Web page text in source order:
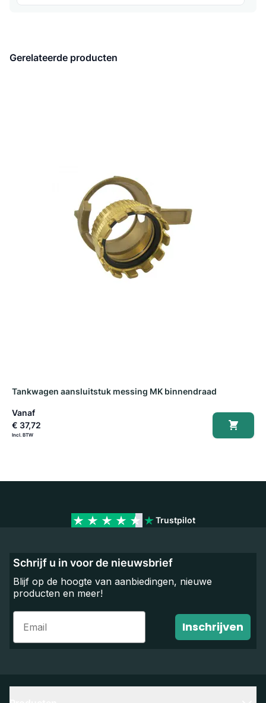
Gerelateerde producten
Tankwagen aansluitstuk messing MK binnendraad
Vanaf
€ 37,72
Trustpilot
Schrijf u in voor de nieuwsbrief
Blijf op de hoogte van aanbiedingen, nieuwe
producten en meer!
Email
Inschrijven